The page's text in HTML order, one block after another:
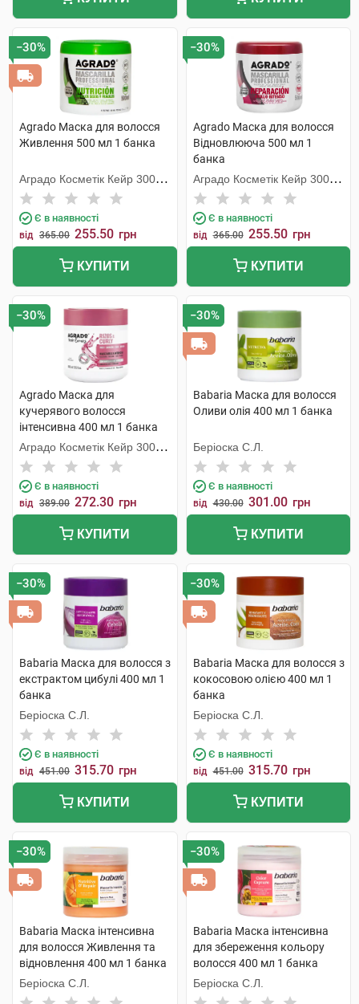
−30%
Agrado Маска для волосся
Живлення 500 мл 1 банка
Аградо Косметік Кейр 3000
С.Л.У.
Є в наявності
від 365.00 255.50 грн
КУПИТИ
−30%
Agrado Маска для волосся
Відновлююча 500 мл 1
банка
Аградо Косметік Кейр 3000
С.Л.У.
Є в наявності
від 365.00 255.50 грн
КУПИТИ
−30%
Agrado Маска для
кучерявого волосся
інтенсивна 400 мл 1 банка
Аградо Косметік Кейр 3000
С.Л.У.
Є в наявності
від 389.00 272.30 грн
КУПИТИ
−30%
Babaria Маска для волосся
Оливи олія 400 мл 1 банка
Беріоска С.Л.
Є в наявності
від 430.00 301.00 грн
КУПИТИ
−30%
Babaria Маска для волосся з
екстрактом цибулі 400 мл 1
банка
Беріоска С.Л.
Є в наявності
від 451.00 315.70 грн
КУПИТИ
−30%
Babaria Маска для волосся з
кокосовою олією 400 мл 1
банка
Беріоска С.Л.
Є в наявності
від 451.00 315.70 грн
КУПИТИ
−30%
Babaria Маска інтенсивна
для волосся Живлення та
відновлення 400 мл 1 банка
Беріоска С.Л.
−30%
Babaria Маска інтенсивна
для збереження кольору
волосся 400 мл 1 банка
Беріоска С.Л.